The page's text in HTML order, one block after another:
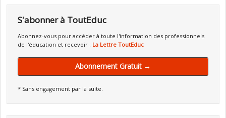
S'abonner à ToutEduc
Abonnez-vous pour accéder à toute l'information des professionnels
de l'éducation et recevoir : La Lettre ToutEduc
Abonnement Gratuit →
* Sans engagement par la suite.